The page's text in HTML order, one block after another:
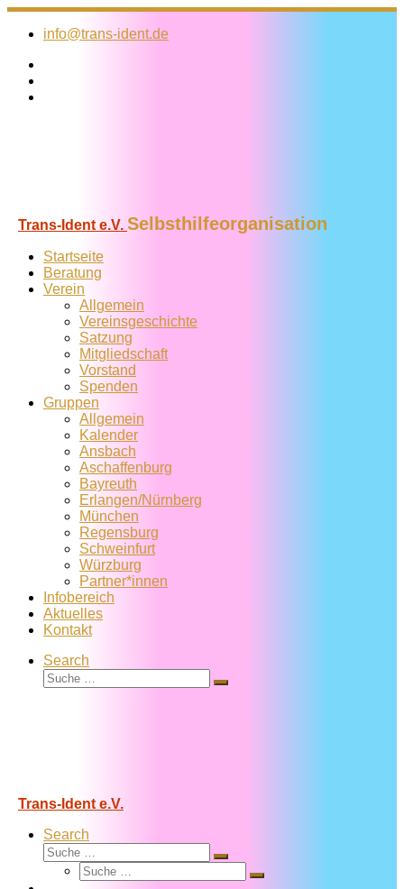
Zum
Inhalt
info@trans-ident.de
Trans-Ident e.V. Selbsthilfeorganisation
Startseite
Beratung
Verein
Allgemein
Vereins­geschichte
Satzung
Mitglied­schaft
Vorstand
Spenden
Gruppen
Allgemein
Kalender
Ansbach
Aschaffenburg
Bayreuth
Erlangen/Nürnberg
München
Regensburg
Schweinfurt
Würzburg
Partner*innen
Infobereich
Aktuelles
Kontakt
Search
Suche
Suche
Trans-Ident e.V.
Search
Suche
Suche
Suche
Suche